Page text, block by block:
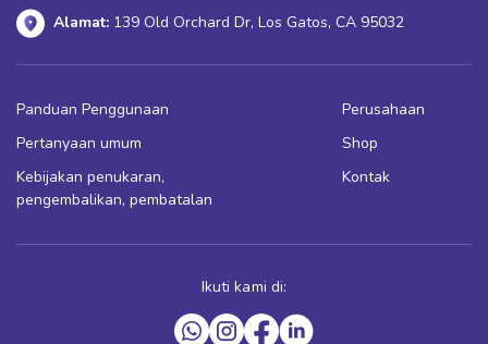
Alamat: 139 Old Orchard Dr, Los Gatos, CA 95032
Panduan Penggunaan
Pertanyaan umum
Kebijakan penukaran,
pengembalikan, pembatalan
Perusahaan
Shop
Kontak
Ikuti kami di: